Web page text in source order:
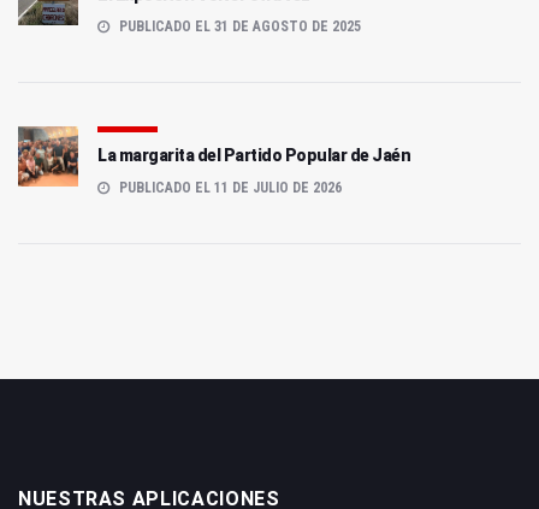
PUBLICADO EL 31 DE AGOSTO DE 2025
La margarita del Partido Popular de Jaén
PUBLICADO EL 11 DE JULIO DE 2026
NUESTRAS APLICACIONES